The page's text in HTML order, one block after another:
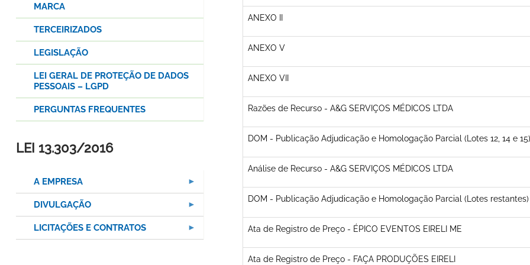
ANEXO II
ANEXO V
ANEXO VII
Razões de Recurso - A&G SERVIÇOS MÉDICOS LTDA
DOM - Publicação Adjudicação e Homologação Parcial (Lotes 12, 14 e 15)
Análise de Recurso - A&G SERVIÇOS MÉDICOS LTDA
DOM - Publicação Adjudicação e Homologação Parcial (Lotes restantes)
Ata de Registro de Preço - ÉPICO EVENTOS EIRELI ME
Ata de Registro de Preço - FAÇA PRODUÇÕES EIRELI
MARCA
TERCEIRIZADOS
LEGISLAÇÃO
LEI GERAL DE PROTEÇÃO DE DADOS
PESSOAIS – LGPD
PERGUNTAS FREQUENTES
LEI 13.303/2016
A EMPRESA
DIVULGAÇÃO
LICITAÇÕES E CONTRATOS